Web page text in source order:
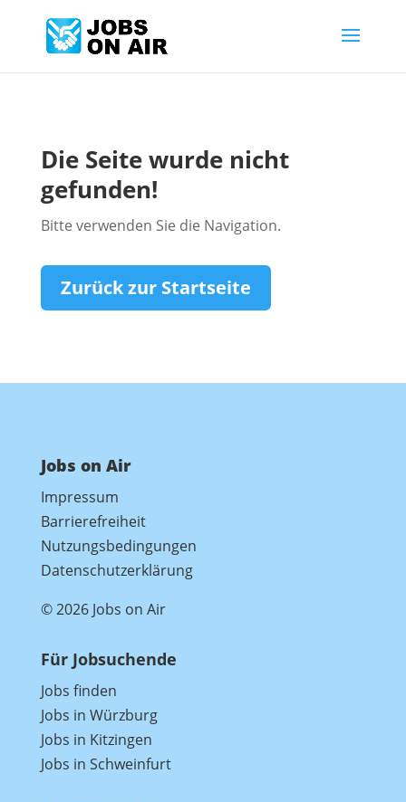
Die Seite wurde nicht
gefunden!
Bitte verwenden Sie die Navigation.
Zurück zur Startseite
Jobs on Air
Impressum
Barrierefreiheit
Nutzungsbedingungen
Datenschutzerklärung
© 2026 Jobs on Air
Für Jobsuchende
Jobs finden
Jobs in Würzburg
Jobs in Kitzingen
Jobs in Schweinfurt